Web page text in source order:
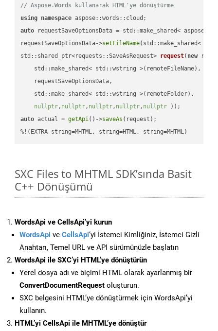
// Aspose.Words kullanarak HTML'ye dönüştürme
using namespace
auto requestSaveOptionsData = std::make_shared<
requestSaveOptionsData->setFileName(std::make_shared<
std::shared_ptr<requests::SaveAsRequest> request( new
    std::make_shared< std::wstring >(remoteFileName),
    requestSaveOptionsData,
    std::make_shared< std::wstring >(remoteFolder),
nullptr, nullptr, nullptr, nullptr, nullptr ))
auto actual = getApi()->saveAs (request);
%!(EXTRA string=MHTML, string=HTML, string=MHTML)
SXC Files to MHTML SDK’sında Basit
C++ Dönüşümü
WordsApi ve CellsApi’yi kurun
WordsApi ve CellsApi‘yi İstemci Kimliğiniz, İstemci Gizli
Anahtarı, Temel URL ve API sürümünüzle başlatın
WordsApi ile SXC’yi HTML’ye dönüştürün
Yerel dosya adı ve biçimi HTML olarak ayarlanmış bir
ConvertDocumentRequest oluşturun.
SXC belgesini HTML’ye dönüştürmek için WordsApi’yi
kullanın.
HTML’yi CellsApi ile MHTML’ye dönüştür